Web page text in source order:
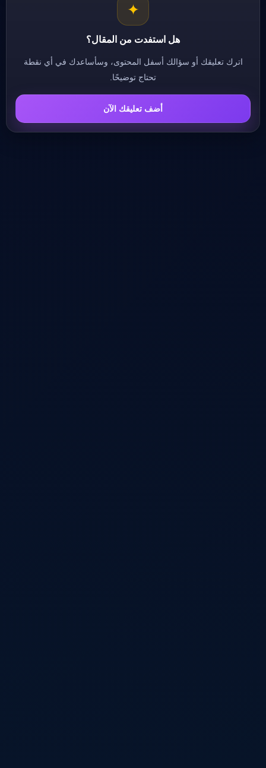
✦
هل استفدت من المقال؟
اترك تعليقك أو سؤالك أسفل المحتوى، وسأساعدك في أي نقطة
تحتاج توضيحًا.
أضف تعليقك الآن